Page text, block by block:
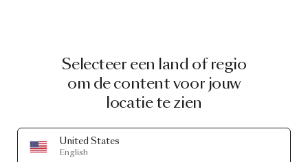
Selecteer een land of regio
om de content voor jouw
locatie te zien
United States
English